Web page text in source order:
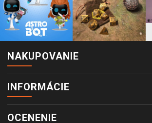
NAKUPOVANIE
INFORMÁCIE
OCENENIE